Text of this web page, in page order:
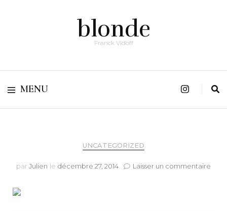
blonde
Franck Vidoff
MENU
UNCATEGORIZED
par Julien le décembre 27, 2014 Laisser un commentaire